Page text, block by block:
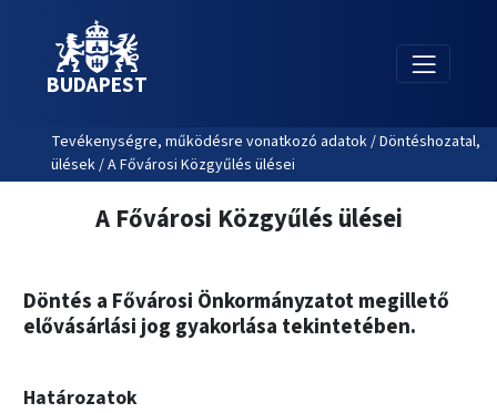
BUDAPEST
Tevékenységre, működésre vonatkozó adatok / Döntéshozatal,
ülések / A Fővárosi Közgyűlés ülései
A Fővárosi Közgyűlés ülései
Döntés a Fővárosi Önkormányzatot megillető
elővásárlási jog gyakorlása tekintetében.
Határozatok